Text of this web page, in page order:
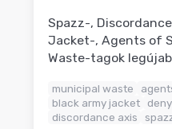
Spazz-,
Jacket-, Agents of
Waste-tagok
municipal waste
black army jacket
discordance axis